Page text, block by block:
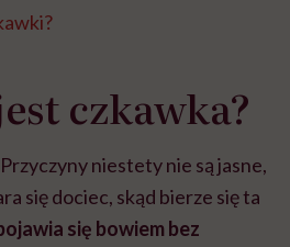
czkawka?
niestety nie są jasne,
się dociec, skąd bierze się ta
się bowiem bez